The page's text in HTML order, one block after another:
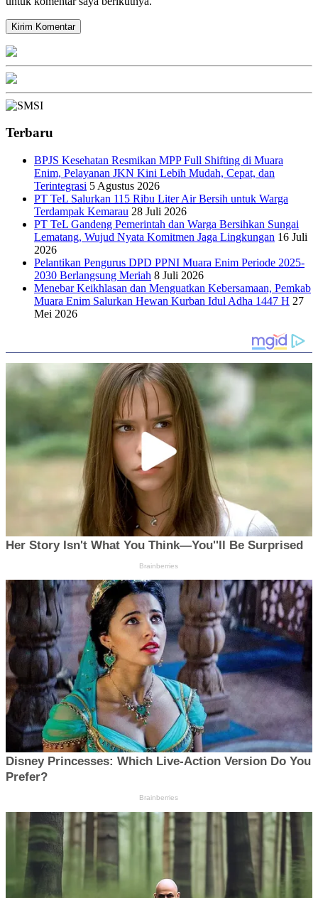
Terbaru
BPJS Kesehatan Resmikan MPP Full Shifting di Muara
Enim, Pelayanan JKN Kini Lebih Mudah, Cepat, dan
Terintegrasi 5 Agustus 2026
PT TeL Salurkan 115 Ribu Liter Air Bersih untuk Warga
Terdampak Kemarau 28 Juli 2026
PT TeL Gandeng Pemerintah dan Warga Bersihkan Sungai
Lematang, Wujud Nyata Komitmen Jaga Lingkungan 16 Juli
2026
Pelantikan Pengurus DPD PPNI Muara Enim Periode 2025-
2030 Berlangsung Meriah 8 Juli 2026
Menebar Keikhlasan dan Menguatkan Kebersamaan, Pemkab
Muara Enim Salurkan Hewan Kurban Idul Adha 1447 H 27
Mei 2026